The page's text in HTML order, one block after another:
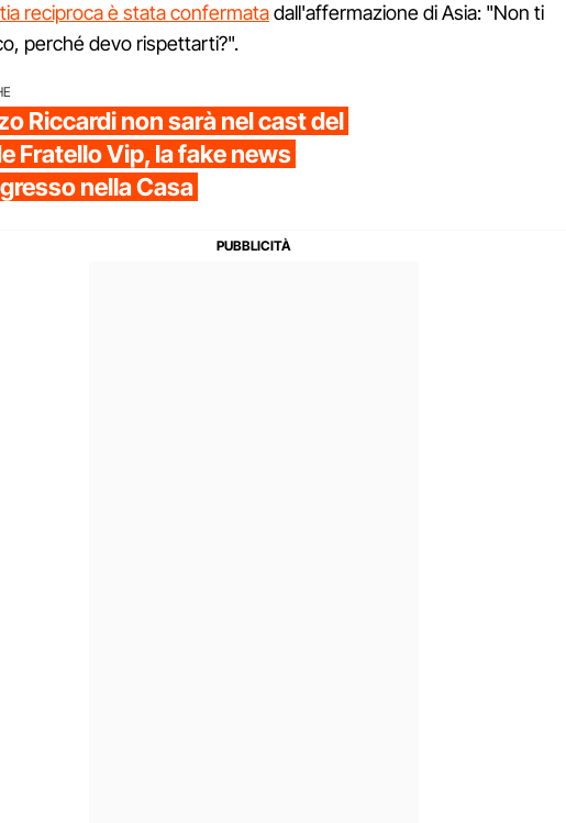
reciproca è stata confermatadall'affermazione di Asia: "Non ti
perché devo rispettarti?".
Riccardi non sarà nel cast del
Fratello Vip, la fake news
nella Casa